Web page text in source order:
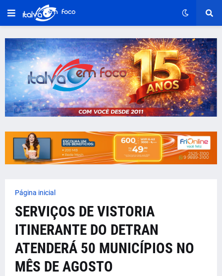
Página inicial
SERVIÇOS DE VISTORIA
ITINERANTE DO DETRAN
ATENDERÁ 50 MUNICÍPIOS NO
MÊS DE AGOSTO